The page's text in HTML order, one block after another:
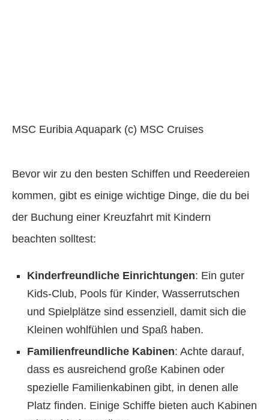
MSC Euribia Aquapark (c) MSC Cruises
Bevor wir zu den besten Schiffen und Reedereien
kommen, gibt es einige wichtige Dinge, die du bei
der Buchung einer Kreuzfahrt mit Kindern
beachten solltest:
Kinderfreundliche Einrichtungen: Ein guter
Kids-Club, Pools für Kinder, Wasserrutschen
und Spielplätze sind essenziell, damit sich die
Kleinen wohlfühlen und Spaß haben.
Familienfreundliche Kabinen: Achte darauf,
dass es ausreichend große Kabinen oder
spezielle Familienkabinen gibt, in denen alle
Platz finden. Einige Schiffe bieten auch Kabinen